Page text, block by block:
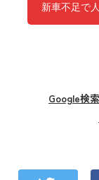
新車不足で
Google検